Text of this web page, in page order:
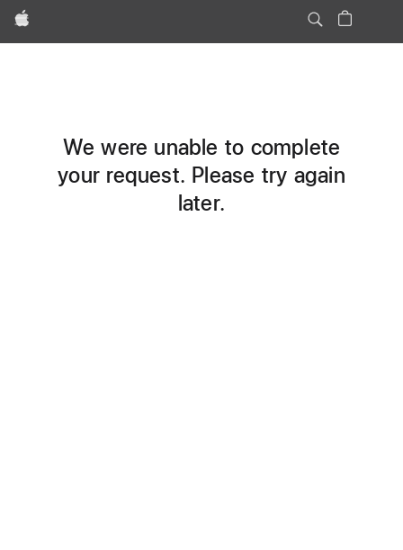
Apple
We were unable to complete
your request. Please try again
later.